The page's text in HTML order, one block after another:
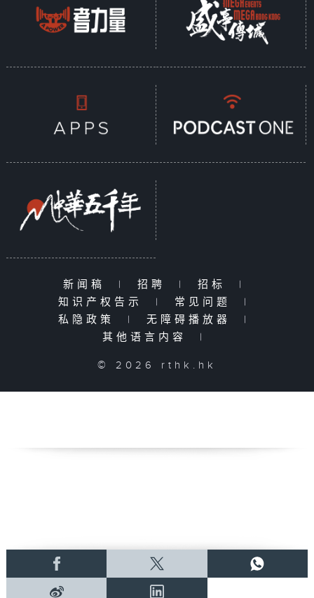
新闻稿 | 招聘 | 招标
|
知识产权告示
| 常见问题
|
私隐政策
| 无障碍播放器
|
其他语言内容
|
© 2026 rthk.hk